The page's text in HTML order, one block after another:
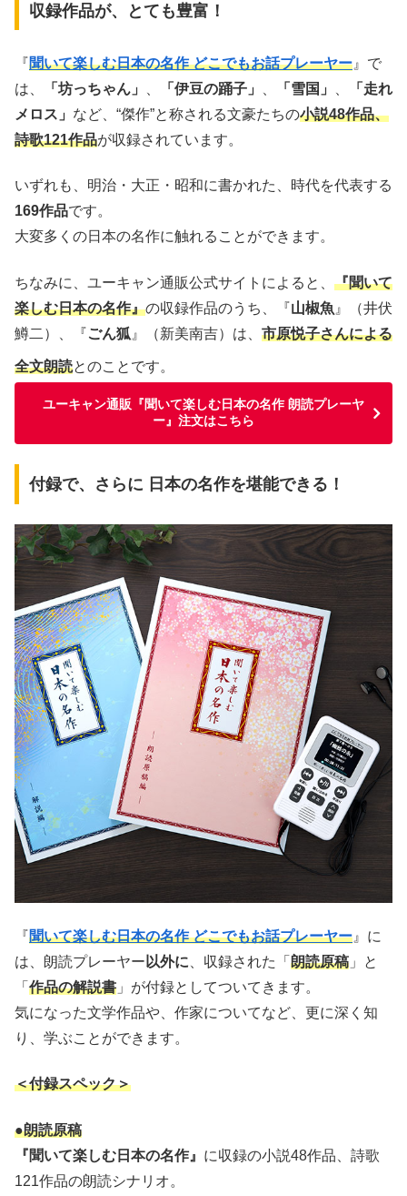
収録作品が、とても豊富！
『聞いて楽しむ日本の名作 どこでもお話プレーヤー 』で
は、
「坊っちゃん」 「伊豆の踊子」 「雪国」
「走れ
メロス」 など、“傑作”と称される文豪たちの小説48作品、
詩歌121作品が収録されています。
いずれも、明治・大正・昭和に書かれた、時代を代表する
169作品です。
大変多くの日本の名作に触れることができます。
ちなみに、ユーキャン通販公式サイトによると、 『聞いて
楽しむ日本の名作』の収録作品のうち、『山椒魚 』（井伏
鱒二）、『ごん狐 』（新美南吉）は、 市原悦子さんによる
全文朗読とのことです。
ユーキャン通販『聞いて楽しむ日本の名作 朗読プレーヤ
ー』注文はこちら
付録で、さらに 日本の名作を堪能できる！
『聞いて楽しむ日本の名作 どこでもお話プレーヤー 』に
は、朗読プレーヤー 以外に 、収録された「 朗読原稿 」と
「 作品の解説書 」が付録としてついてきます。
気になった文学作品や、作家についてなど、更に深く知
り、学ぶことができます。
＜付録スペック＞
●朗読原稿
『聞いて楽しむ日本の名作』 に収録の小説48作品、詩歌
121作品の朗読シナリオ。